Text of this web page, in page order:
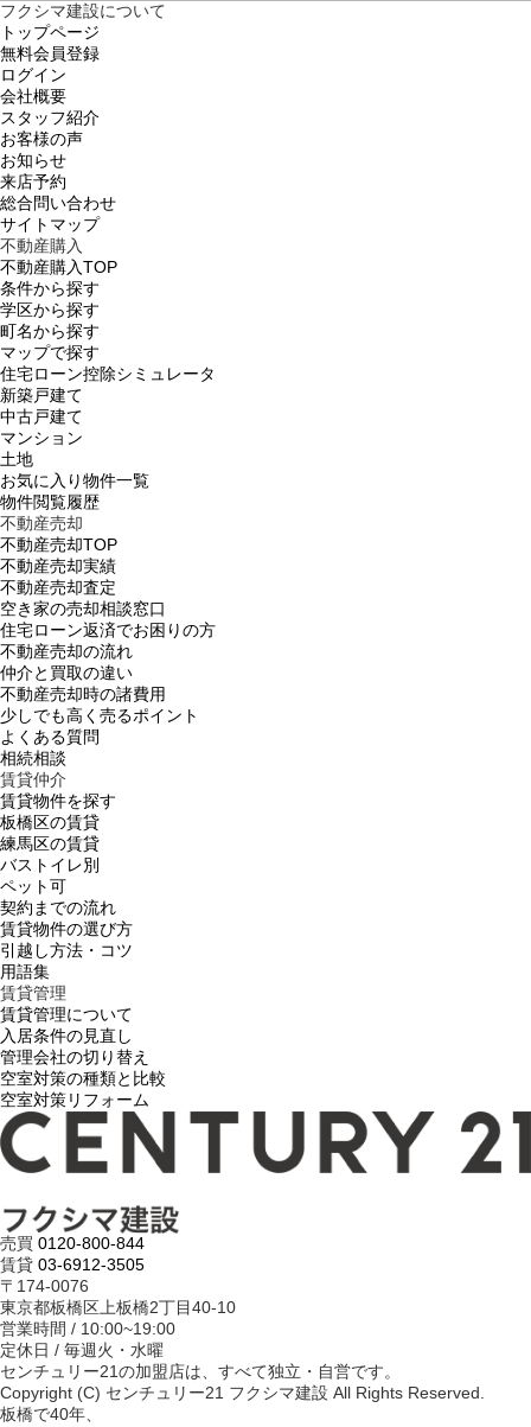
フクシマ建設について
トップページ
無料会員登録
ログイン
会社概要
スタッフ紹介
お客様の声
お知らせ
来店予約
総合問い合わせ
サイトマップ
不動産購入
不動産購入TOP
条件から探す
学区から探す
町名から探す
マップで探す
住宅ローン控除シミュレータ
新築戸建て
中古戸建て
マンション
土地
お気に入り物件一覧
物件閲覧履歴
不動産売却
不動産売却TOP
不動産売却実績
不動産売却査定
空き家の売却相談窓口
住宅ローン返済でお困りの方
不動産売却の流れ
仲介と買取の違い
不動産売却時の諸費用
少しでも高く売るポイント
よくある質問
相続相談
賃貸仲介
賃貸物件を探す
板橋区の賃貸
練馬区の賃貸
バストイレ別
ペット可
契約までの流れ
賃貸物件の選び方
引越し方法・コツ
用語集
賃貸管理
賃貸管理について
入居条件の見直し
管理会社の切り替え
空室対策の種類と比較
空室対策リフォーム
売買 0120-800-844
賃貸 03-6912-3505
〒174-0076
東京都板橋区上板橋2丁目40-10
営業時間 / 10:00~19:00
定休日 / 毎週火・水曜
センチュリー21の加盟店は、すべて独立・自営です。
Copyright (C) センチュリー21 フクシマ建設 All Rights Reserved.
板橋で40年、